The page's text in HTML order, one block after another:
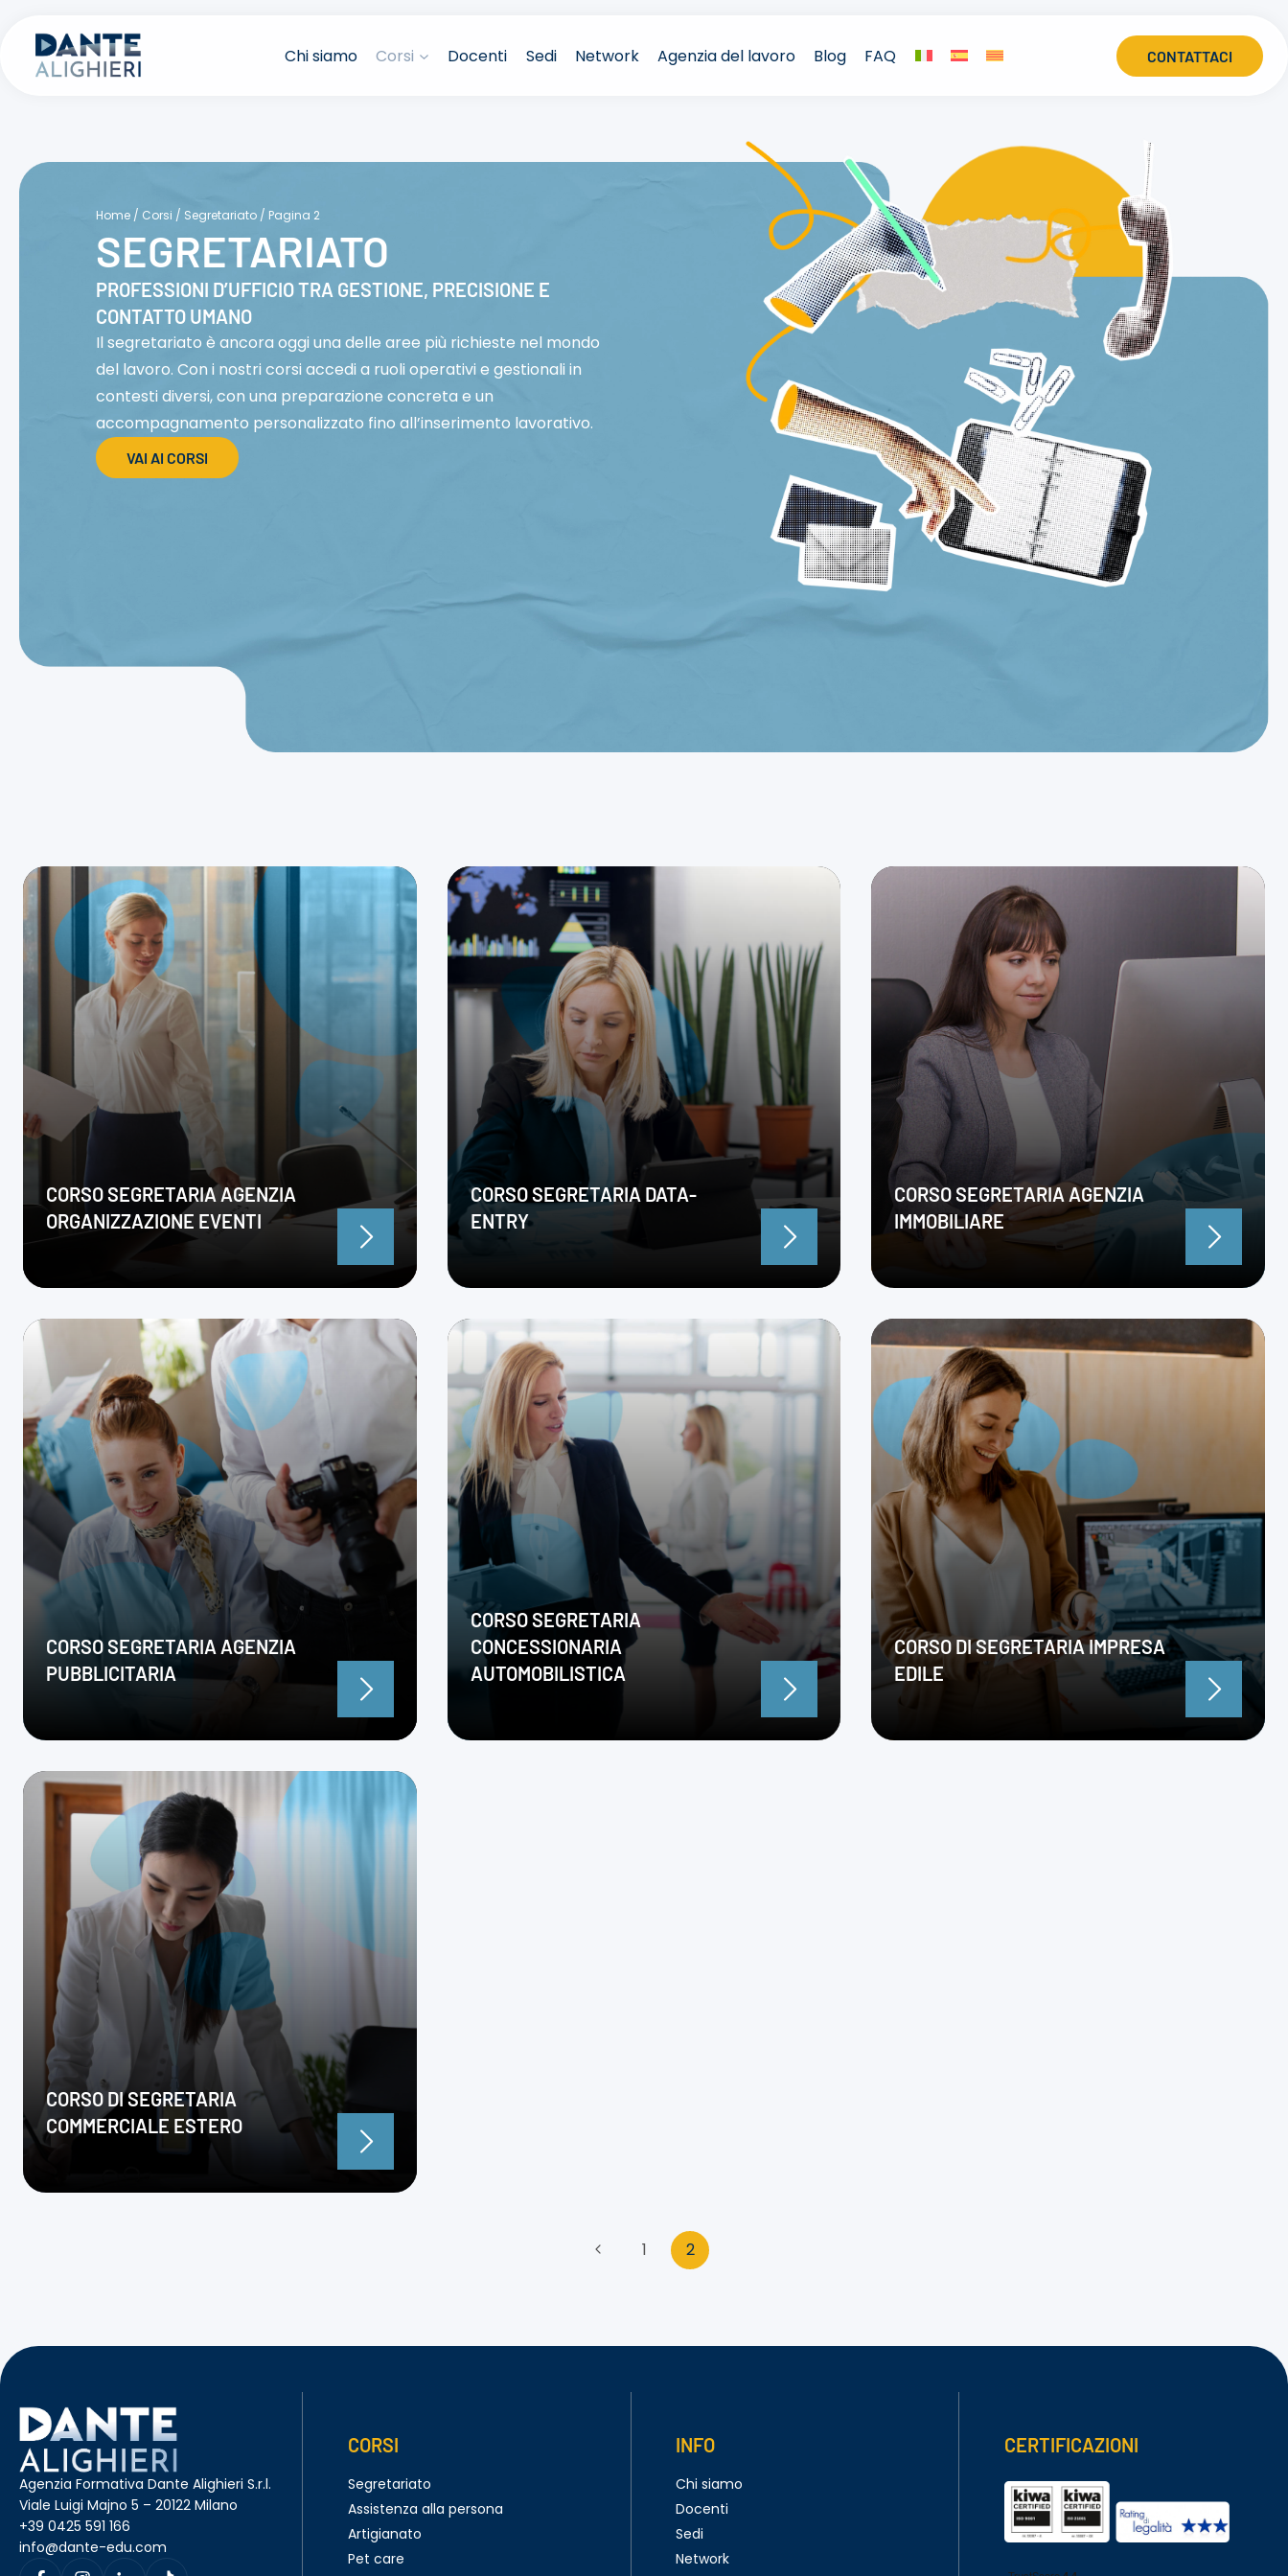
contenuto
Chi siamo Corsi Docenti Sedi Network Agenzia del lavoro Blog FAQ CONTATTACI
Home / Corsi / Segretariato / Pagina 2
SEGRETARIATO
PROFESSIONI D’UFFICIO TRA GESTIONE, PRECISIONE E
CONTATTO UMANO
Il segretariato è ancora oggi una delle aree più richieste nel mondo
del lavoro. Con i nostri corsi accedi a ruoli operativi e gestionali in
contesti diversi, con una preparazione concreta e un
accompagnamento personalizzato fino all’inserimento lavorativo.
VAI AI CORSI
CORSO SEGRETARIA AGENZIA
ORGANIZZAZIONE EVENTI
CORSO SEGRETARIA DATA-
ENTRY
CORSO SEGRETARIA AGENZIA
IMMOBILIARE
CORSO SEGRETARIA AGENZIA
PUBBLICITARIA
CORSO SEGRETARIA
CONCESSIONARIA
AUTOMOBILISTICA
CORSO DI SEGRETARIA IMPRESA
EDILE
CORSO DI SEGRETARIA
COMMERCIALE ESTERO
Pagina 1 2
Agenzia Formativa Dante Alighieri S.r.l.
Viale Luigi Majno 5 – 20122 Milano
+39 0425 591 166
info@dante-edu.com
CORSI
Segretariato
Assistenza alla persona
Artigianato
Pet care
INFO
Chi siamo
Docenti
Sedi
Network
CERTIFICAZIONI